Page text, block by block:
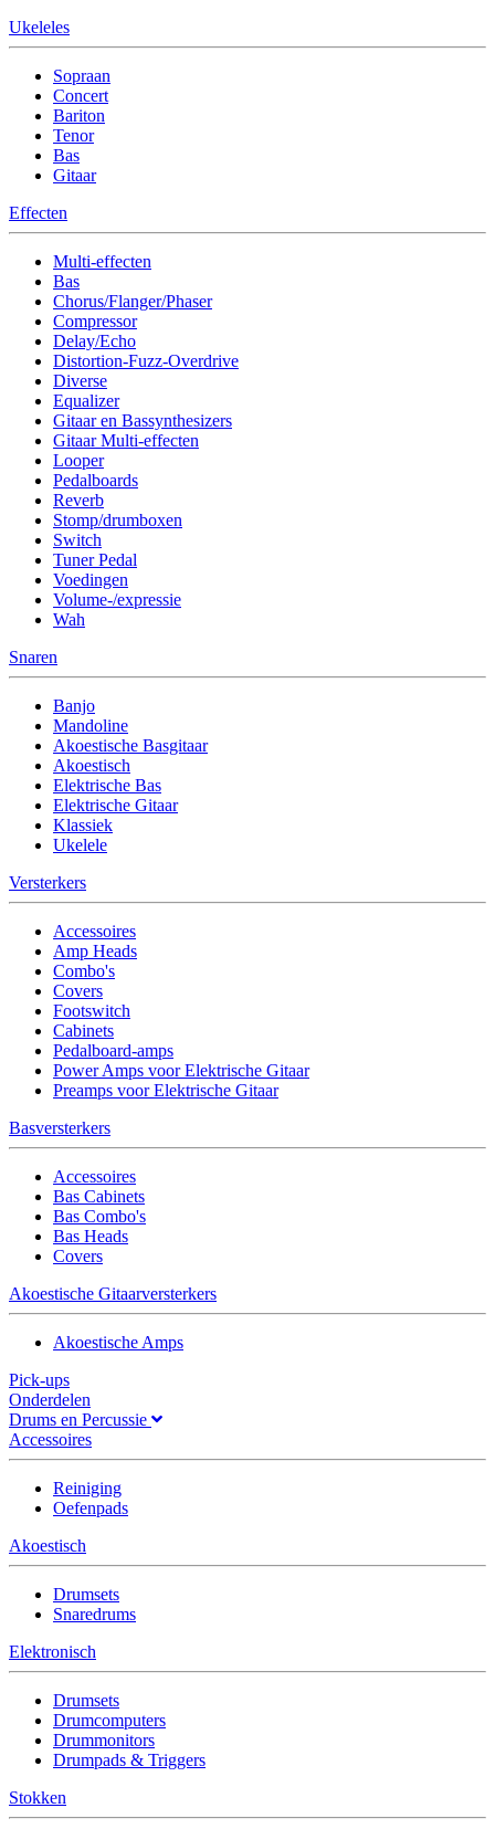
Ukeleles
Sopraan
Concert
Bariton
Tenor
Bas
Gitaar
Effecten
Multi-effecten
Bas
Chorus/Flanger/Phaser
Compressor
Delay/Echo
Distortion-Fuzz-Overdrive
Diverse
Equalizer
Gitaar en Bassynthesizers
Gitaar Multi-effecten
Looper
Pedalboards
Reverb
Stomp/drumboxen
Switch
Tuner Pedal
Voedingen
Volume-/expressie
Wah
Snaren
Banjo
Mandoline
Akoestische Basgitaar
Akoestisch
Elektrische Bas
Elektrische Gitaar
Klassiek
Ukelele
Versterkers
Accessoires
Amp Heads
Combo's
Covers
Footswitch
Cabinets
Pedalboard-amps
Power Amps voor Elektrische Gitaar
Preamps voor Elektrische Gitaar
Basversterkers
Accessoires
Bas Cabinets
Bas Combo's
Bas Heads
Covers
Akoestische Gitaarversterkers
Akoestische Amps
Pick-ups
Onderdelen
Drums en Percussie
Accessoires
Reiniging
Oefenpads
Akoestisch
Drumsets
Snaredrums
Elektronisch
Drumsets
Drumcomputers
Drummonitors
Drumpads & Triggers
Stokken